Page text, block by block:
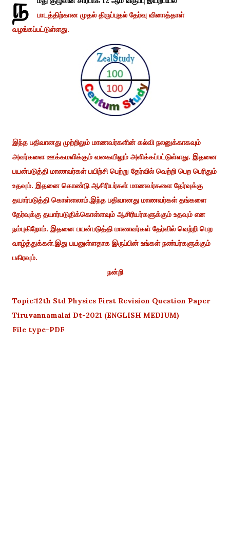
ந
பாடத்திற்கான முதல் திருப்புதல் தேர்வு வினாத்தாள்
வழங்கப்பட்டுள்ளது.
இந்த பதிவானது முற்றிலும் மாணவர்களின் கல்வி நலனுக்காகவும்
அவர்களை ஊக்கமளிக்கும் வகையிலும் அளிக்கப்பட்டுள்ளது. இதனை
பயன்படுத்தி மாணவர்கள் பயிற்சி பெற்று தேர்வில் வெற்றி பெற பெரிதும்
உதவும். இதனை கொண்டு ஆசிரியர்கள் மாணவர்களை தேர்வுக்கு
தயார்படுத்தி கொள்ளலாம்.இந்த பதிவானது மாணவர்கள் தங்களை
தேர்வுக்கு தயார்படுதிக்கொள்ளவும் ஆசிரியர்களுக்கும் உதவும் என
நம்புகிறோம். இதனை பயன்படுத்தி மாணவர்கள் தேர்வில் வெற்றி பெற
வாழ்த்துக்கள்.இது பயனுள்ளதாக இருப்பின் உங்கள் நண்பர்களுக்கும்
பகிரவும்.
நன்றி
Topic:12th Std Physics First Revision Question Paper
Tiruvannamalai Dt-2021 (ENGLISH MEDIUM)
File type-PDF